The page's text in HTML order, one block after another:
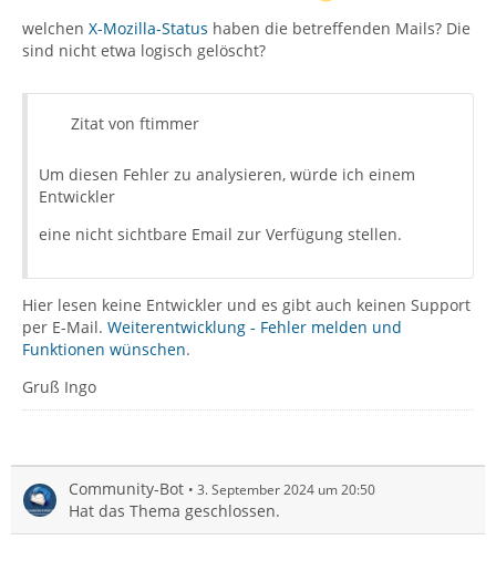
welchen X-Mozilla-Status haben die betreffenden Mails? Die
sind nicht etwa logisch gelöscht?
Zitat von ftimmer
Um diesen Fehler zu analysieren, würde ich einem
Entwickler
eine nicht sichtbare Email zur Verfügung stellen.
Hier lesen keine Entwickler und es gibt auch keinen Support
per E-Mail. Weiterentwicklung - Fehler melden und
Funktionen wünschen.
Gruß Ingo
Community-Bot 3. September 2024 um 20:50
Hat das Thema geschlossen.